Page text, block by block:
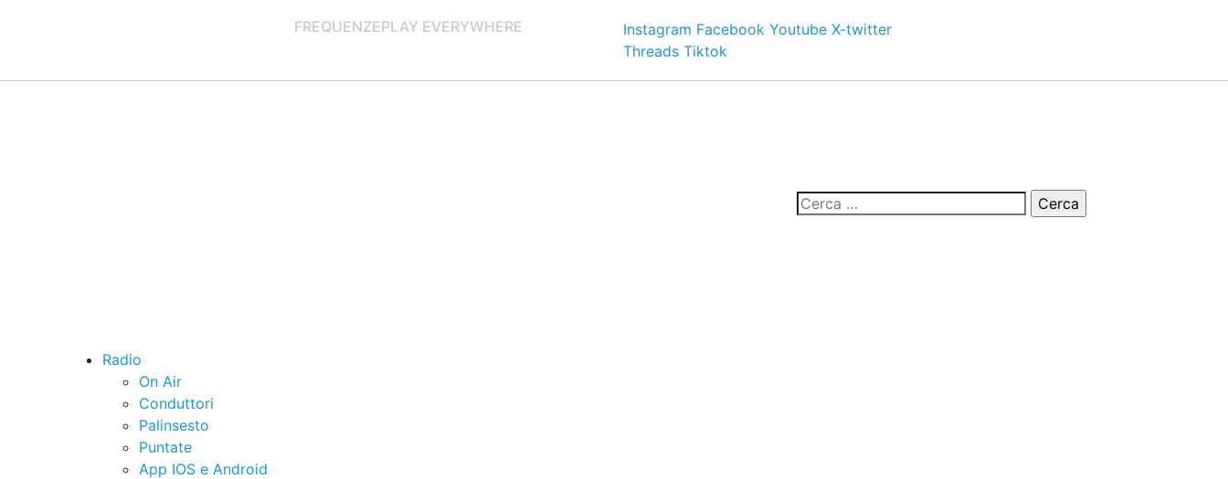
FREQUENZEPLAY EVERYWHERE Instagram Facebook Youtube X-twitter
Threads Tiktok
Radio
On Air
Conduttori
Palinsesto
Puntate
App IOS e Android